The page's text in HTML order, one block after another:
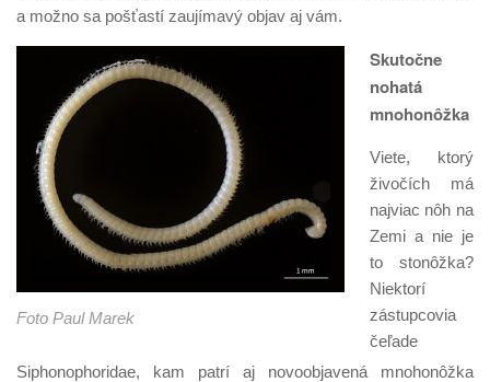
a možno sa pošťastí zaujímavý objav aj vám.
Foto Paul Marek
Skutočne
nohatá
mnohonôžka
Viete, ktorý
živočích má
najviac nôh na
Zemi a nie je
to stonôžka?
Niektorí
zástupcovia
čeľade
Siphonophoridae, kam patrí aj novoobjavená mnohonôžka